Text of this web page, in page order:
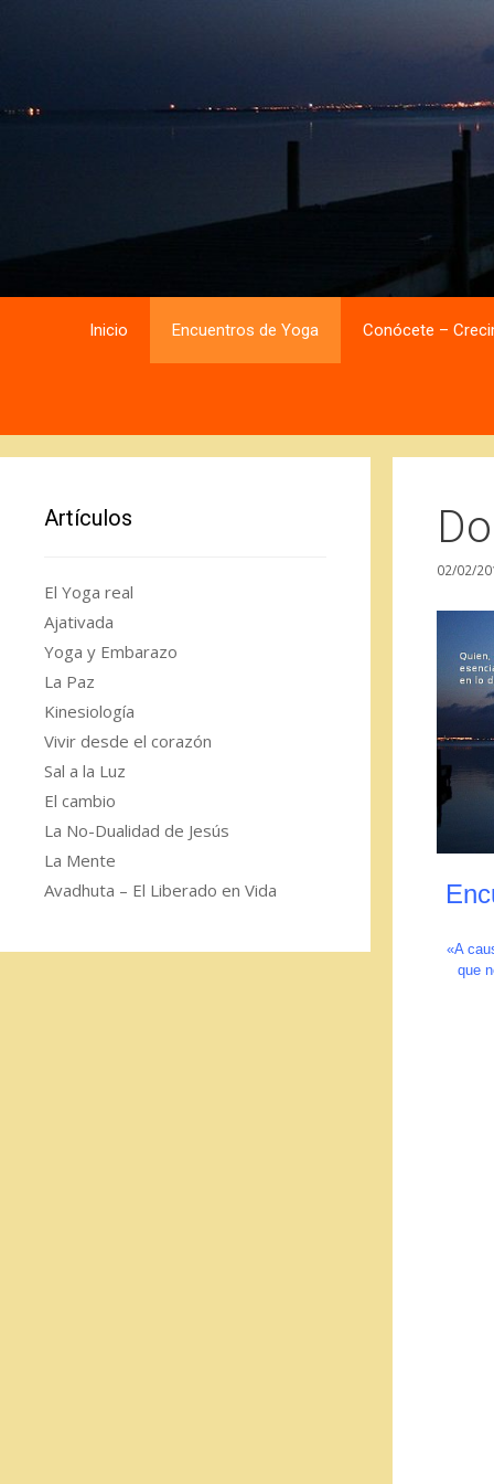
Inicio Encuentros de Yoga Conócete –
02/02/
«A
que
Artículos
El Yoga real
Ajativada
Yoga y Embarazo
La Paz
Kinesiología
Vivir desde el corazón
Sal a la Luz
El cambio
La No-Dualidad de Jesús
La Mente
Avadhuta – El Liberado en Vida